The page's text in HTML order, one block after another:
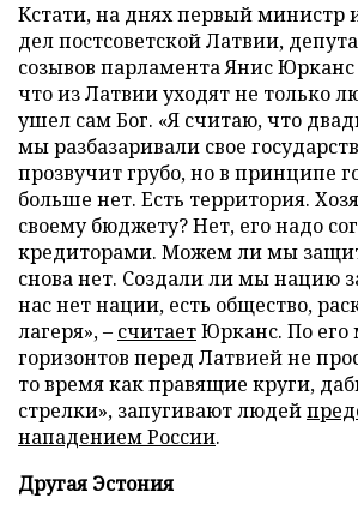
Кстати, на днях первый министр
дел постсоветской Латвии,
созывов парламента Янис Юрканс
что из Латвии уходят не только
ушел сам Бог. «Я считаю, что
мы разбазаривали свое
прозвучит грубо, но в принципе
больше нет. Есть территория.
своему бюджету? Нет, его надо
кредиторами. Можем ли мы
снова нет. Создали ли мы нацию
нас нет нации, есть общество,
лагеря», – считаетЮрканс. По
горизонтов перед Латвией не
то время как правящие круги,
стрелки», запугивают людей
нападением России.
Другая Эстония